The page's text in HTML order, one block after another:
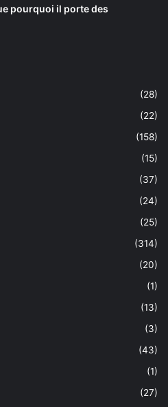
pourquoi il porte des
(28)
(22)
(158)
(15)
(37)
(24)
(25)
(314)
(20)
(1)
(13)
(3)
(43)
(1)
(27)